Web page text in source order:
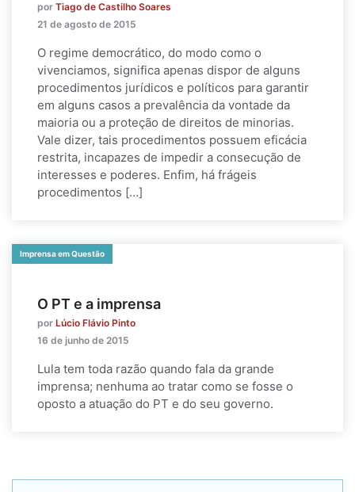
por Tiago de Castilho Soares
21 de agosto de 2015
O regime democrático, do modo como o
vivenciamos, significa apenas dispor de alguns
procedimentos jurídicos e políticos para garantir
em alguns casos a prevalência da vontade da
maioria ou a proteção de direitos de minorias.
Vale dizer, tais procedimentos possuem eficácia
restrita, incapazes de impedir a consecução de
interesses e poderes. Enfim, há frágeis
procedimentos […]
Imprensa em Questão
O PT e a imprensa
por Lúcio Flávio Pinto
16 de junho de 2015
Lula tem toda razão quando fala da grande
imprensa; nenhuma ao tratar como se fosse o
oposto a atuação do PT e do seu governo.